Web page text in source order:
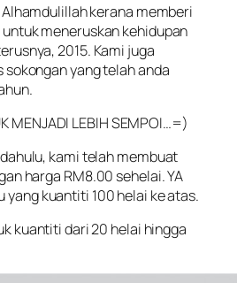
kerana memberi
meneruskan kehidupan
2015. Kami juga
yang telah anda
MENJADI LEBIH SEMPOI…=)
kami telah membuat
harga RM8.00 sehelai. YA
yang kuantiti 100 helai ke atas.
kuantiti dari 20 helai hingga